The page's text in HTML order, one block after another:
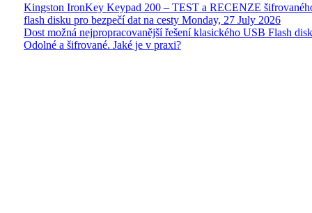
Kingston IronKey Keypad 200 – TEST a RECENZE
flash disku pro bezpečí dat na cesty Monday, 27 July 2026
Dost možná nejpropracovanější řešení klasického USB Flash
Odolné a šifrované. Jaké je v praxi?